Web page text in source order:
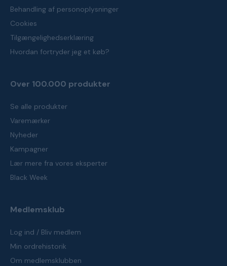
Behandling af personoplysninger
Cookies
Tilgængelighedserklæring
Hvordan fortryder jeg et køb?
Over 100.000 produkter
Se alle produkter
Varemærker
Nyheder
Kampagner
Lær mere fra vores eksperter
Black Week
Medlemsklub
Log ind / Bliv medlem
Min ordrehistorik
Om medlemsklubben